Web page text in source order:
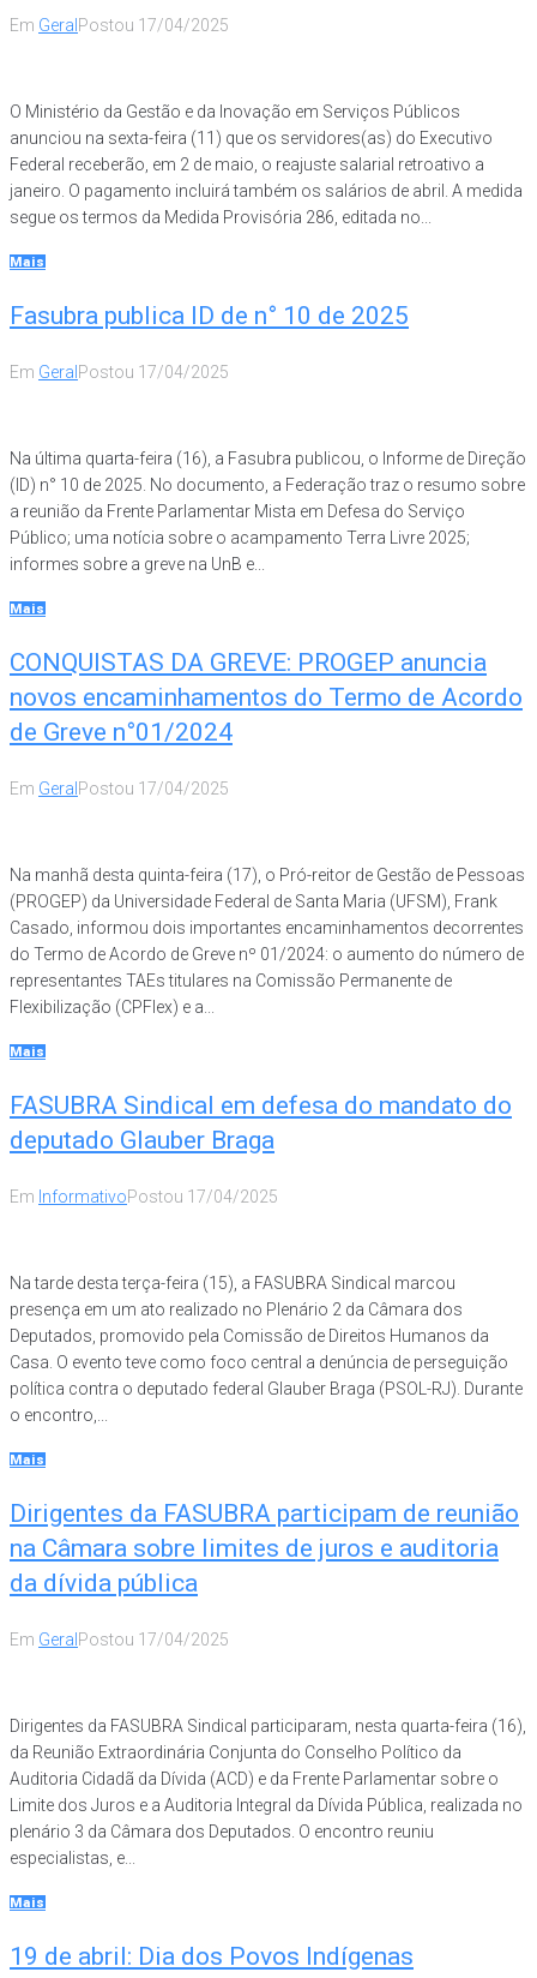
Em Geral Postou 17/04/2025
O Ministério da Gestão e da Inovação em Serviços Públicos
anunciou na sexta-feira (11) que os servidores(as) do Executivo
Federal receberão, em 2 de maio, o reajuste salarial retroativo a
janeiro. O pagamento incluirá também os salários de abril. A medida
segue os termos da Medida Provisória 286, editada no...
Mais
Fasubra publica ID de n° 10 de 2025
Em Geral Postou 17/04/2025
Na última quarta-feira (16), a Fasubra publicou, o Informe de Direção
(ID) n° 10 de 2025. No documento, a Federação traz o resumo sobre
a reunião da Frente Parlamentar Mista em Defesa do Serviço
Público; uma notícia sobre o acampamento Terra Livre 2025;
informes sobre a greve na UnB e...
Mais
CONQUISTAS DA GREVE: PROGEP anuncia
novos encaminhamentos do Termo de Acordo
de Greve n°01/2024
Em Geral Postou 17/04/2025
Na manhã desta quinta-feira (17), o Pró-reitor de Gestão de Pessoas
(PROGEP) da Universidade Federal de Santa Maria (UFSM), Frank
Casado, informou dois importantes encaminhamentos decorrentes
do Termo de Acordo de Greve nº 01/2024: o aumento do número de
representantes TAEs titulares na Comissão Permanente de
Flexibilização (CPFlex) e a...
Mais
FASUBRA Sindical em defesa do mandato do
deputado Glauber Braga
Em InformativoPostou 17/04/2025
Na tarde desta terça-feira (15), a FASUBRA Sindical marcou
presença em um ato realizado no Plenário 2 da Câmara dos
Deputados, promovido pela Comissão de Direitos Humanos da
Casa. O evento teve como foco central a denúncia de perseguição
política contra o deputado federal Glauber Braga (PSOL-RJ). Durante
o encontro,...
Mais
Dirigentes da FASUBRA participam de reunião
na Câmara sobre limites de juros e auditoria
da dívida pública
Em Geral Postou 17/04/2025
Dirigentes da FASUBRA Sindical participaram, nesta quarta-feira (16),
da Reunião Extraordinária Conjunta do Conselho Político da
Auditoria Cidadã da Dívida (ACD) e da Frente Parlamentar sobre o
Limite dos Juros e a Auditoria Integral da Dívida Pública, realizada no
plenário 3 da Câmara dos Deputados. O encontro reuniu
especialistas, e...
Mais
19 de abril: Dia dos Povos Indígenas